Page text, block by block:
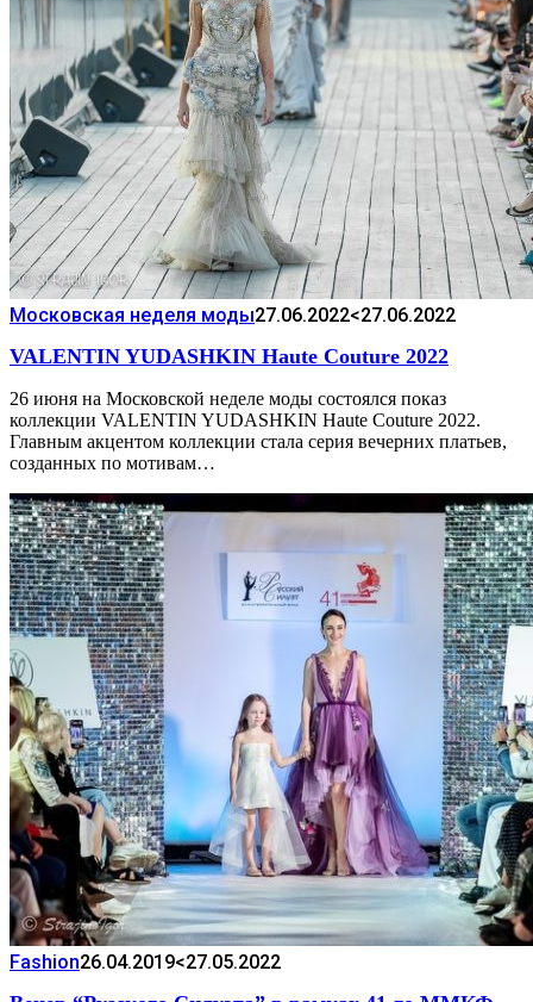
Московская неделя моды27.06.2022<27.06.2022
​​VALENTIN YUDASHKIN Haute Couture 2022
​​26 июня на Московской неделе моды состоялся показ
коллекции VALENTIN YUDASHKIN Haute Couture 2022.
Главным акцентом коллекции стала серия вечерних платьев,
созданных по мотивам…
Fashion26.04.2019<27.05.2022